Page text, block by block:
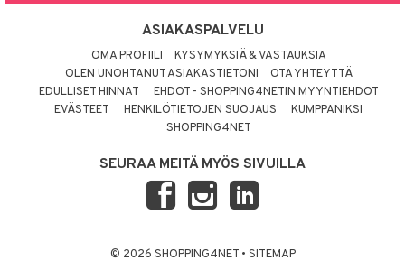
ASIAKASPALVELU
OMA PROFIILI
KYSYMYKSIÄ & VASTAUKSIA
OLEN UNOHTANUT ASIAKASTIETONI
OTA YHTEYTTÄ
EDULLISET HINNAT
EHDOT - SHOPPING4NETIN MYYNTIEHDOT
EVÄSTEET
HENKILÖTIETOJEN SUOJAUS
KUMPPANIKSI
SHOPPING4NET
SEURAA MEITÄ MYÖS SIVUILLA
© 2026 SHOPPING4NET • SITEMAP